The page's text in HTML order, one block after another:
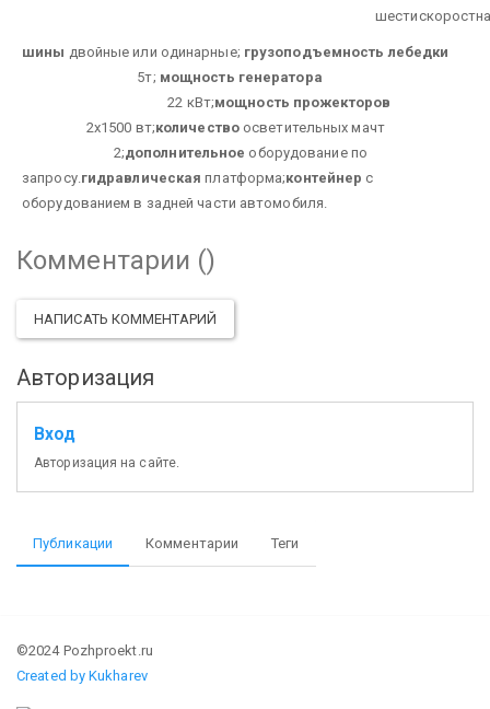
шины двойные или одинарные; грузоподъемность лебедки
5т; мощность генератора
22 кВт;мощность прожекторов
2х1500 вт;количествоосветительных мачт
2;дополнительное оборудование по
запросу. гидравлическая платформа;контейнер с
оборудованием в задней части автомобиля.
Комментарии ()
НАПИСАТЬ КОММЕНТАРИЙ
Авторизация
Вход
Авторизация на сайте.
Публикации Комментарии Теги
©2024 Pozhproekt.ru
Created by Kukharev